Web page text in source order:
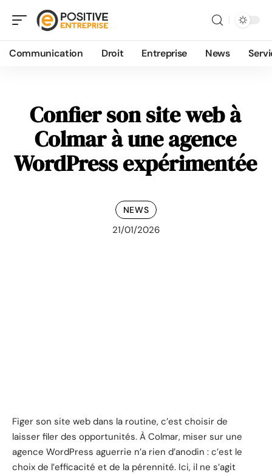
Communication Droit Entreprise News
Confier son site web à
Colmar à une agence
WordPress expérimentée
NEWS
21/01/2026
Figer son site web dans la routine, c’est choisir de
laisser filer des opportunités. À Colmar, miser sur une
agence WordPress aguerrie n’a rien d’anodin : c’est le
choix de l’efficacité et de la pérennité. Ici, il ne s’agit